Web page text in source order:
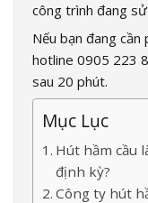
công trình đang
Nếu bạn đang cần
hotline 0905 223
sau 20 phút.
Mục Lục
Hút hầm cầu
định kỳ?
Công ty hút